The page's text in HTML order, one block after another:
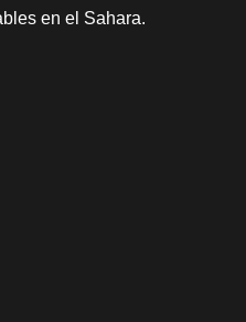
en el Sahara.